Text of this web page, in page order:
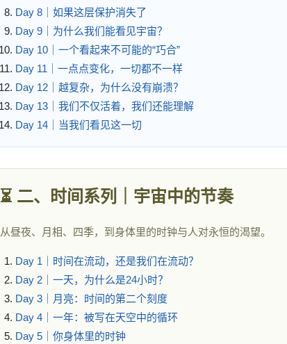
Day 8｜如果这层保护消失了
Day 9｜为什么我们能看见宇宙？
Day 10｜一个看起来不可能的“巧合”
Day 11｜一点点变化，一切都不一样
Day 12｜越复杂，为什么没有崩溃？
Day 13｜我们不仅活着，我们还能理解
Day 14｜当我们看见这一切
⏳ 二、时间系列｜宇宙中的节奏
从昼夜、月相、四季，到身体里的时钟与人对永恒的渴望。
Day 1｜时间在流动，还是我们在流动？
Day 2｜一天，为什么是24小时？
Day 3｜月亮：时间的第二个刻度
Day 4｜一年：被写在天空中的循环
Day 5｜你身体里的时钟